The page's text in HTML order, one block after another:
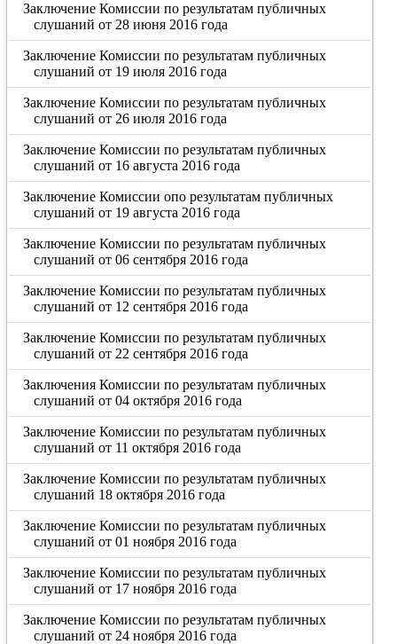
Заключение Комиссии по результатам публичных
слушаний от 28 июня 2016 года
Заключение Комиссии по результатам публичных
слушаний от 19 июля 2016 года
Заключение Комиссии по результатам публичных
слушаний от 26 июля 2016 года
Заключение Комиссии по результатам публичных
слушаний от 16 августа 2016 года
Заключение Комиссии опо результатам публичных
слушаний от 19 августа 2016 года
Заключение Комиссии по результатам публичных
слушаний от 06 сентября 2016 года
Заключение Комиссии по результатам публичных
слушаний от 12 сентября 2016 года
Заключение Комиссии по результатам публичных
слушаний от 22 сентября 2016 года
Заключения Комиссии по результатам публичных
слушаний от 04 октября 2016 года
Заключение Комиссии по результатам публичных
слушаний от 11 октября 2016 года
Заключение Комиссии по результатам публичных
слушаний 18 октября 2016 года
Заключение Комиссии по результатам публичных
слушаний от 01 ноября 2016 года
Заключение Комиссии по результатам публичных
слушаний от 17 ноября 2016 года
Заключение Комиссии по результатам публичных
слушаний от 24 ноября 2016 года